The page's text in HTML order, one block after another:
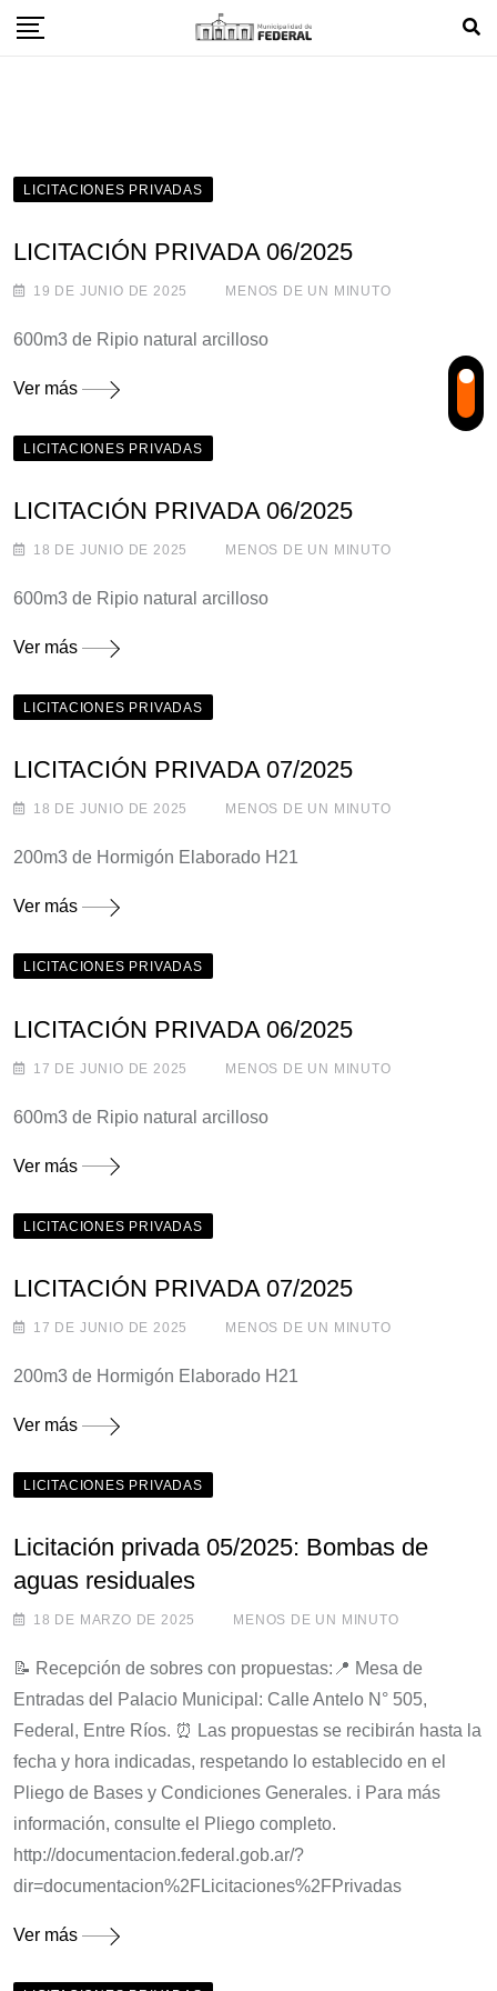
Skip
LICITACIONES PRIVADAS
LICITACIÓN PRIVADA 06/2025
19 DE JUNIO DE 2025 MENOS DE UN MINUTO
600m3 de Ripio natural arcilloso
Ver más
LICITACIONES PRIVADAS
LICITACIÓN PRIVADA 06/2025
18 DE JUNIO DE 2025 MENOS DE UN MINUTO
600m3 de Ripio natural arcilloso
Ver más
LICITACIONES PRIVADAS
LICITACIÓN PRIVADA 07/2025
18 DE JUNIO DE 2025 MENOS DE UN MINUTO
200m3 de Hormigón Elaborado H21
Ver más
LICITACIONES PRIVADAS
LICITACIÓN PRIVADA 06/2025
17 DE JUNIO DE 2025 MENOS DE UN MINUTO
600m3 de Ripio natural arcilloso
Ver más
LICITACIONES PRIVADAS
LICITACIÓN PRIVADA 07/2025
17 DE JUNIO DE 2025 MENOS DE UN MINUTO
200m3 de Hormigón Elaborado H21
Ver más
LICITACIONES PRIVADAS
Licitación privada 05/2025: Bombas de
aguas residuales
18 DE MARZO DE 2025 MENOS DE UN MINUTO
📝 Recepción de sobres con propuestas:📍 Mesa de
Entradas del Palacio Municipal: Calle Antelo N° 505,
Federal, Entre Ríos. ⏰ Las propuestas se recibirán hasta la
fecha y hora indicadas, respetando lo establecido en el
Pliego de Bases y Condiciones Generales. ℹ️ Para más
información, consulte el Pliego completo.
http://documentacion.federal.gob.ar/?
dir=documentacion%2FLicitaciones%2FPrivadas
Ver más